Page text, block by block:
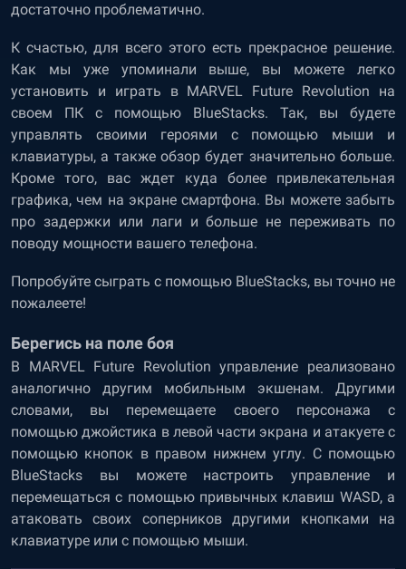
достаточно проблематично.
К счастью, для всего этого есть прекрасное решение.
Как мы уже упоминали выше, вы можете легко
установить и играть в MARVEL Future Revolution на
своем ПК с помощью BlueStacks. Так, вы будете
управлять своими героями с помощью мыши и
клавиатуры, а также обзор будет значительно больше.
Кроме того, вас ждет куда более привлекательная
графика, чем на экране смартфона. Вы можете забыть
про задержки или лаги и больше не переживать по
поводу мощности вашего телефона.
Попробуйте сыграть с помощью BlueStacks, вы точно не
пожалеете!
Берегись на поле боя
В MARVEL Future Revolution управление реализовано
аналогично другим мобильным экшенам. Другими
словами, вы перемещаете своего персонажа с
помощью джойстика в левой части экрана и атакуете с
помощью кнопок в правом нижнем углу. С помощью
BlueStacks вы можете настроить управление и
перемещаться с помощью привычных клавиш WASD, а
атаковать своих соперников другими кнопками на
клавиатуре или с помощью мыши.